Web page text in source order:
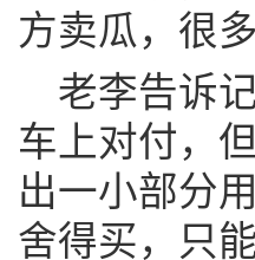
方卖瓜，很
老李告诉
车上对付，
出一小部分
舍得买，只